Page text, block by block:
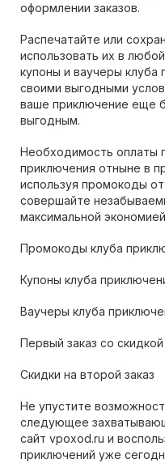
оформлении заказов.
Распечатайте или
использовать их в
купоны и ваучеры клуба
своими выгодными
ваше приключение еще
выгодным.
Необходимость оплаты
приключения отныне в
используя промокоды
совершайте
максимальной
Промокоды клуба
Купоны клуба
Ваучеры клуба
Первый заказ со скидкой
Скидки на второй заказ
Не упустите
следующее
сайт vpoxod.ru и
приключений уже